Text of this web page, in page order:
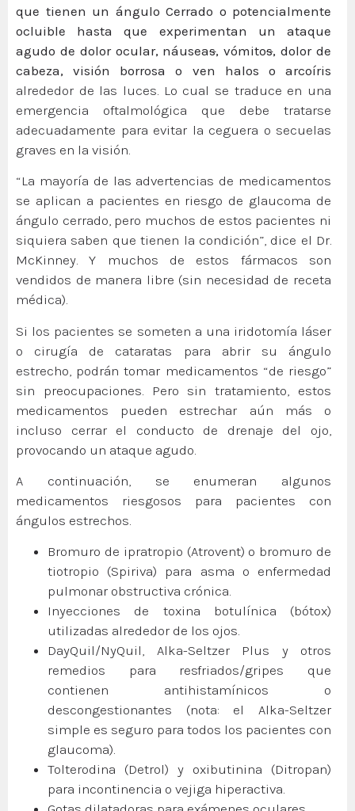
que tienen un ángulo Cerrado o potencialmente
ocluible hasta que experimentan un ataque
agudo de dolor ocular, náuseas, vómitos, dolor de
cabeza, visión borrosa o ven halos o arcoíris
alrededor de las luces. Lo cual se traduce en una
emergencia oftalmológica que debe tratarse
adecuadamente para evitar la ceguera o secuelas
graves en la visión.
“La mayoría de las advertencias de medicamentos
se aplican a pacientes en riesgo de glaucoma de
ángulo cerrado, pero muchos de estos pacientes ni
siquiera saben que tienen la condición”, dice el Dr.
McKinney. Y muchos de estos fármacos son
vendidos de manera libre (sin necesidad de receta
médica).
Si los pacientes se someten a una iridotomía láser
o cirugía de cataratas para abrir su ángulo
estrecho, podrán tomar medicamentos “de riesgo”
sin preocupaciones. Pero sin tratamiento, estos
medicamentos pueden estrechar aún más o
incluso cerrar el conducto de drenaje del ojo,
provocando un ataque agudo.
A continuación, se enumeran algunos
medicamentos riesgosos para pacientes con
ángulos estrechos.
Bromuro de ipratropio (Atrovent) o bromuro de
tiotropio (Spiriva) para asma o enfermedad
pulmonar obstructiva crónica.
Inyecciones de toxina botulínica (bótox)
utilizadas alrededor de los ojos.
DayQuil/NyQuil, Alka-Seltzer Plus y otros
remedios para resfriados/gripes que
contienen antihistamínicos o
descongestionantes (nota: el Alka-Seltzer
simple es seguro para todos los pacientes con
glaucoma).
Tolterodina (Detrol) y oxibutinina (Ditropan)
para incontinencia o vejiga hiperactiva.